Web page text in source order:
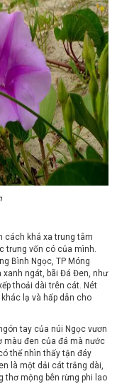
cách khá xa trung tâm
trưng vốn có của mình.
Bình Ngọc, TP Móng
xanh ngát, bãi Đá Đen, như
thoải dài trên cát. Nét
lạ và hấp dẫn cho
tay của núi Ngọc vươn
màu đen của đá mà nước
thể nhìn thấy tận đáy
là một dải cát trắng dài,
thơ mộng bên rừng phi lao